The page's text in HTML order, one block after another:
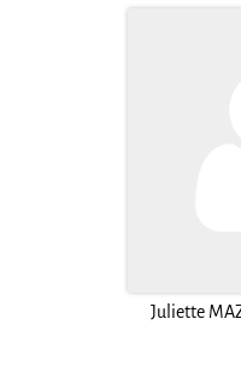
Juliette